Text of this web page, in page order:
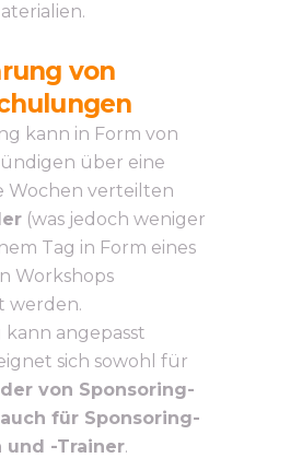
von
kann in Form von
über eine
Wochen verteilten
(was jedoch weniger
Tag in Form eines
Workshops
werden.
angepasst
sich sowohl für
von Sponsoring-
für Sponsoring-
und -Trainer.